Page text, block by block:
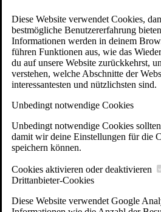
Diese Website verwendet Cookies,
bestmögliche Benutzererfahrung
Informationen werden in deinem
führen Funktionen aus, wie das
du auf unsere Website zurückkehrst,
verstehen, welche Abschnitte der
interessantesten und nützlichsten sind.
Unbedingt notwendige Cookies
Unbedingt notwendige Cookies
damit wir deine Einstellungen für die
speichern können.
Cookies aktivieren oder deaktivieren
Drittanbieter-Cookies
Diese Website verwendet Google